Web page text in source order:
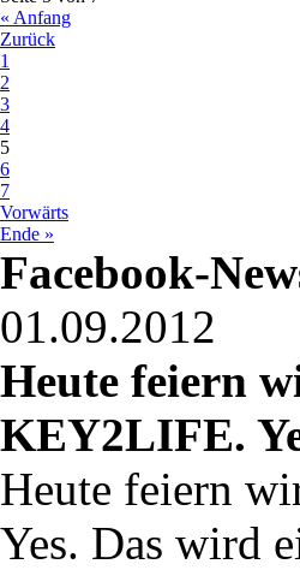
« Anfang
Zurück
1
2
3
4
5
6
7
Vorwärts
Ende »
Facebook-
01.09.2012
Heute feiern
KEY2LIFE.
Heute feiern
Yes. Das wird